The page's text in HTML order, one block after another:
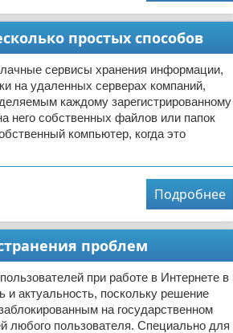
простых способов
сервисы хранения информации,
на удаленных серверах компаний,
каждому зарегистрированному
него собственных файлов или папок
компьютер, когда это
Подробнее
проблем
при работе в Интернете в
актуальность, поскольку решение
на государственном
любого пользователя. Специально для